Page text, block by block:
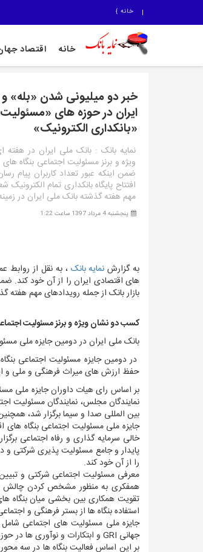
خانه }
خانه اقتصاد
خبر دو میلیونی شدن
ایران در حوزه های
«بانکداری الکترونیک»
نمایه بانک : بانک ملی ایران در
ویژه و برنز مسئولیت اجتماعی بنگاه
ضمن اینکه عبور تعداد کاربران پیام
افتتاح پایگاه بانکداری تمام الکترونیک
مهم هفته گذشته بانک ملی ایران در
پنجشنبه 4 مرداد 1397 ساعت 1:22
به گزارش نمایه بانک، به نقل از روابط
های اقتصادی ایران را از آن خود کند. ضمن
بازار بانک از جمله رویدادهای مهم هفته
کسب دو نشان ویژه و برنز مسئولیت
بانک ملی ایران در دومین جایزه ملی
در دومین جایزه مسئولیت اجتماعی
حفظ ارزش های میراث فرهنگی و ملی و
بر اساس رای هیات داوران جایزه ملی
نمایندگان مجلس، نمایندگان مسئولیت
بین المللی صدا و سیما برگزار شد،
جایزه ملی مسئولیت اجتماعی بنگاه
خالی سرمایه گذاری و رفاه اجتماعی
پایدار و جامع مسئولیت پذیری شرکتی
را از آن خود کند.
معرفی مسئولیت اجتماعی شرکتی و
همفکری به منظور مشخص کردن چالش
تقویت همکاری بین بخشی میان بنگاه
استفاده بنگاه ها از بستر فرهنگی و
جایزه ملی مسئولیت های اجتماعی
جهانی GRI و ابتکارات و نوآوری ها در حوزه های مسئولیت اجتماعی شرکتی است.